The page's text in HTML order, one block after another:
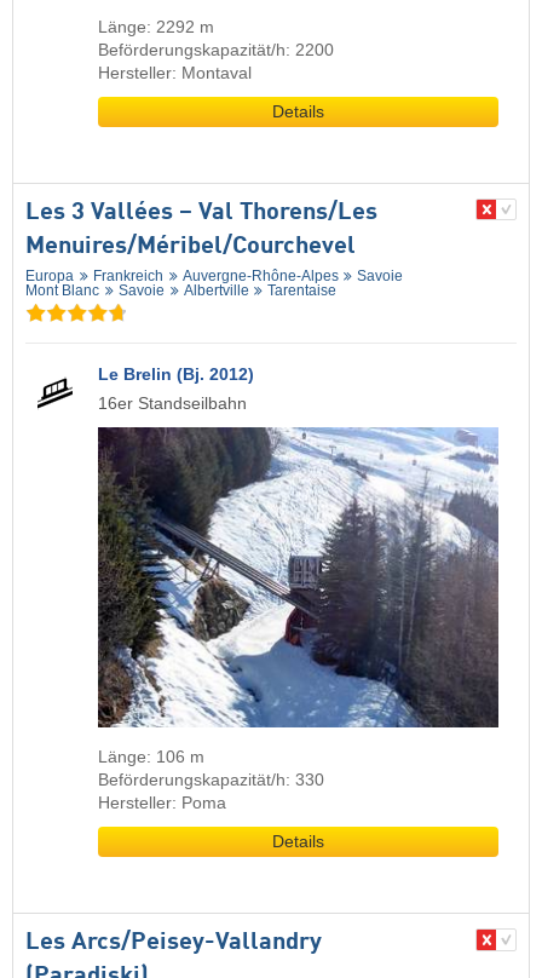
Länge: 2292 m
Beförderungskapazität/h: 2200
Hersteller: Montaval
Details
Les 3 Vallées – Val Thorens/​Les
Menuires/​Méribel/​Courchevel
Europa Frankreich Auvergne-Rhône-Alpes
Savoie
Mont Blanc
Savoie Albertville Tarentaise
Le Brelin (Bj. 2012)
16er Standseilbahn
Länge: 106 m
Beförderungskapazität/h: 330
Hersteller: Poma
Details
Les Arcs/​Peisey-Vallandry